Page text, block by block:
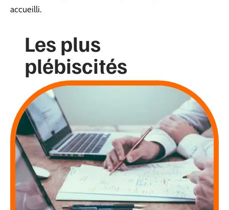
accueilli.
Les plus
plébiscités